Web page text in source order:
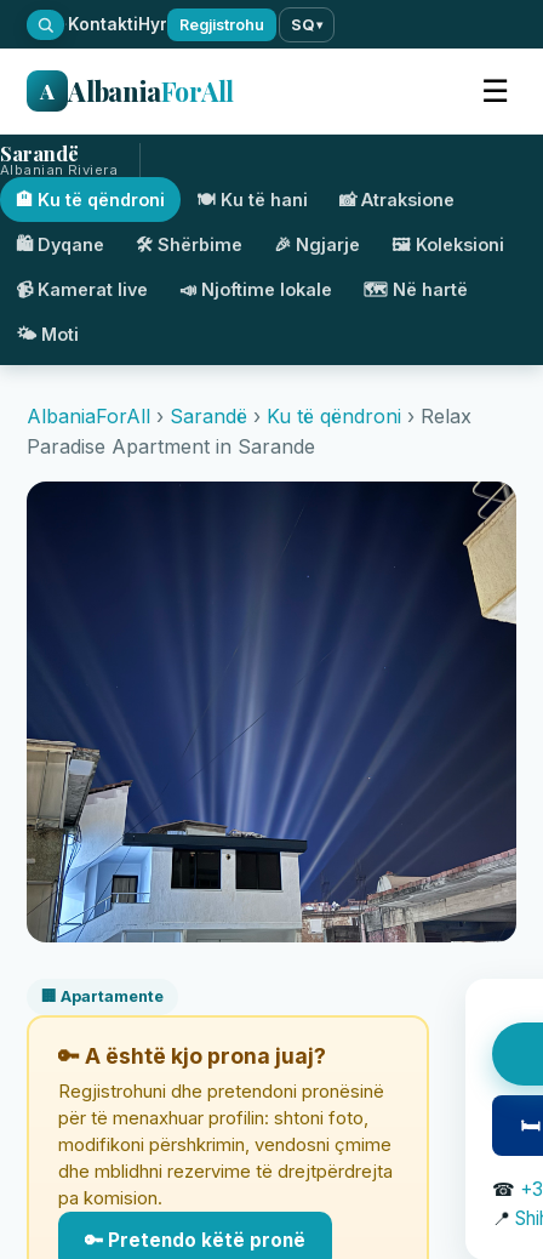
·KontaktiHyr Regjistrohu SQ▾
A AlbaniaForAll ☰
Sarandë
Albanian Riviera
🏨 Ku të qëndroni 🍽️ Ku të hani 📸 Atraksione
🛍️ Dyqane 🛠️ Shërbime 🎉 Ngjarje 🖼️ Koleksioni
📹 Kamerat live 📣 Njoftime lokale 🗺️ Në hartë
🌤️ Moti
AlbaniaForAll › Sarandë › Ku të qëndroni › Relax
Paradise Apartment in Sarande
🏢 Apartamente
🔑 A është kjo prona juaj?
Regjistrohuni dhe pretendoni pronësinë
për të menaxhuar profilin: shtoni foto,
modifikoni përshkrimin, vendosni çmime
dhe mblidhni rezervime të drejtpërdrejta
pa komision.
🔑 Pretendo këtë pronë
🛏
☎
📍